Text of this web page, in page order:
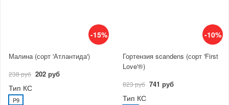
-15%
Малина (сорт 'Атлантида')
238 руб 202 руб
Тип КС
P9
-10%
Гортензия scandens (сорт 'First
Love'®)
823 руб 741 руб
Тип КС